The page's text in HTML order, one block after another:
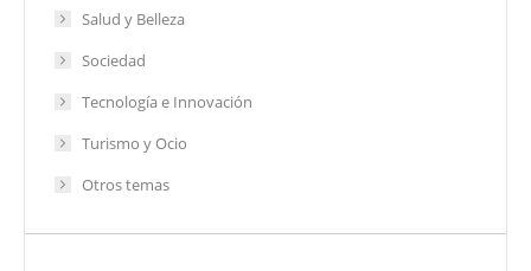
Salud y Belleza
Sociedad
Tecnología e Innovación
Turismo y Ocio
Otros temas